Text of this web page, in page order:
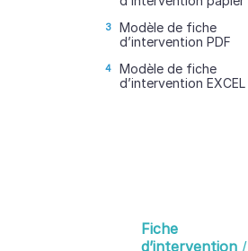
Modèle de fiche
d’intervention PDF
Modèle de fiche
d’intervention EXCEL
Fiche
d’intervention /